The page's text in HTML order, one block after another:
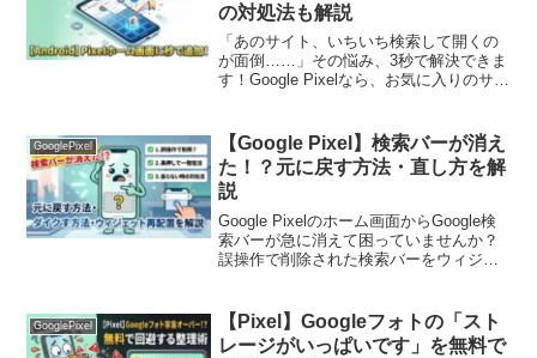
の対処法も解説
「あのサイト、いちいち検索して開くの
が面倒……」その悩み、3秒で解決できま
す！Google Pixelなら、お気に入りのサイ
アイコンが増えない時の意外な落とし穴
まで、スマホ歴10年の部チョーが徹底解
説します。
GooglePixel
【Google Pixel】検索バーが消え
た！？元に戻す方法・直し方を解
説
Google Pixelのホーム画面からGoogle検
索バーが急に消えて困っていませんか？
誤操作で削除された検索バーをウィジェ
消去）を分かりやすく解説します！
GooglePixel
【Pixel】Googleフォトの「スト
レージがいっぱいです」を無料で